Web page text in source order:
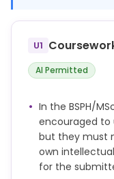
U1
AI Permitted
In the BSPH/
encouraged to
but they must
own
for the